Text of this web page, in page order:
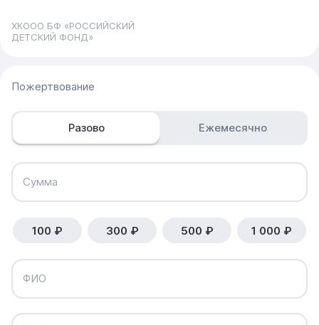
ХКООО БФ «РОССИЙСКИЙ
ДЕТСКИЙ ФОНД»
Пожертвование
Разово Ежемесячно
Сумма
100 ₽ 300 ₽ 500 ₽ 1 000 ₽
ФИО